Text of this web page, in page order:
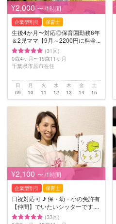
¥2,000 〜 /1時間
企業型割引 保育士
生後4か月〜対応◎保育園勤務6年
＆2児ママ【9月～2200円に料金...
(31回)
0歳4ヶ月〜15歳11ヶ月
千葉県市原市在住
日
09
月
10
火
11
水
12
木
13
金
14
土
15
¥2,100 〜 /1時間
企業型割引 保育士
日祝対応可 ♪ 保・幼・小の免許有
【仲間】でいたいシッターです....
(33回)